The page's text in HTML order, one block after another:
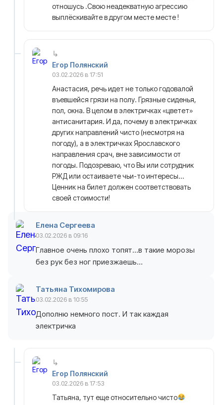
отношусь .Свою неадекватную агрессию
выплёскивайте в другом месте месте !
Егор Полянский
03.02.2026 в 17:51
Анастасия, речь идет не только годовалой
въевшейся грязи на полу. Грязные сиденья,
пол, окна. В целом в электричках «цветет»
антисанитария. И да, почему в электричках
других направлений чисто (несмотря на
погоду), а в электричках Ярославского
направления срач, вне зависимости от
погоды. Подозреваю, что Вы или сотрудник
РЖД или остаиваете чьи-то интересы…
Ценник на билет должен соответствовать
своей стоимости!
Елена Сергеева
03.02.2026 в 09:16
Главное очень плохо топят…в такие морозы
без рук без ног приезжаешь…
Татьяна Тихомирова
03.02.2026 в 10:55
Дополню немного пост. И так каждая
электричка
Егор Полянский
03.02.2026 в 17:53
Татьяна, тут еще относительно чисто